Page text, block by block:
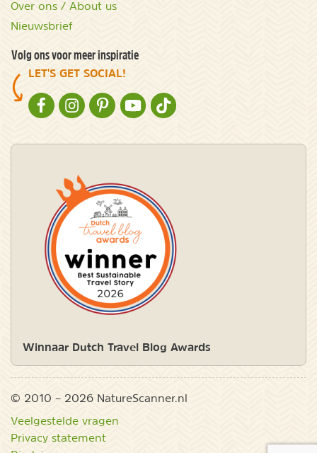
Over ons / About us
Nieuwsbrief
Volg ons voor meer inspiratie
LET'S GET SOCIAL!
NATURESCANNER OP FACEBOOK
NATURESCANNER OP INSTAGRAM
NATURESCANNER OP PINTEREST
NATURESCANNER OP YOUTUBE
NATURESCANNER OP TIKTOK
Winnaar Dutch Travel Blog Awards
© 2010 – 2026 NatureScanner.nl
Veelgestelde vragen
Privacy statement